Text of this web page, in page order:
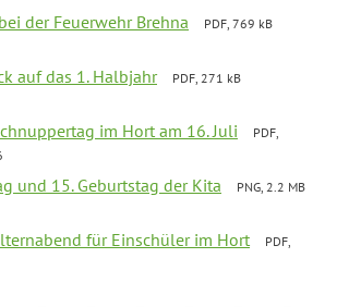
der Feuerwehr Brehna
PDF, 769 kB
auf das 1. Halbjahr
PDF, 271 kB
im Hort am 16. Juli
PDF,
und 15. Geburtstag der Kita
PNG, 2.2 MB
für Einschüler im Hort
PDF,